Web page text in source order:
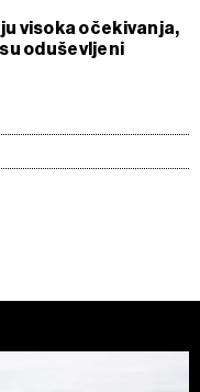
visoka očekivanja,
oduševljeni